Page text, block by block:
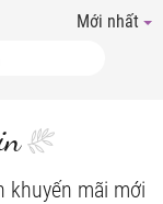
Mới nhất
khuyến mãi mới